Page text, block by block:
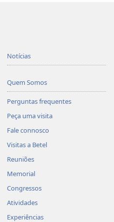
Notícias
Quem Somos
Perguntas frequentes
Peça uma visita
Fale connosco
Visitas a Betel
Reuniões
Memorial
Congressos
Atividades
Experiências